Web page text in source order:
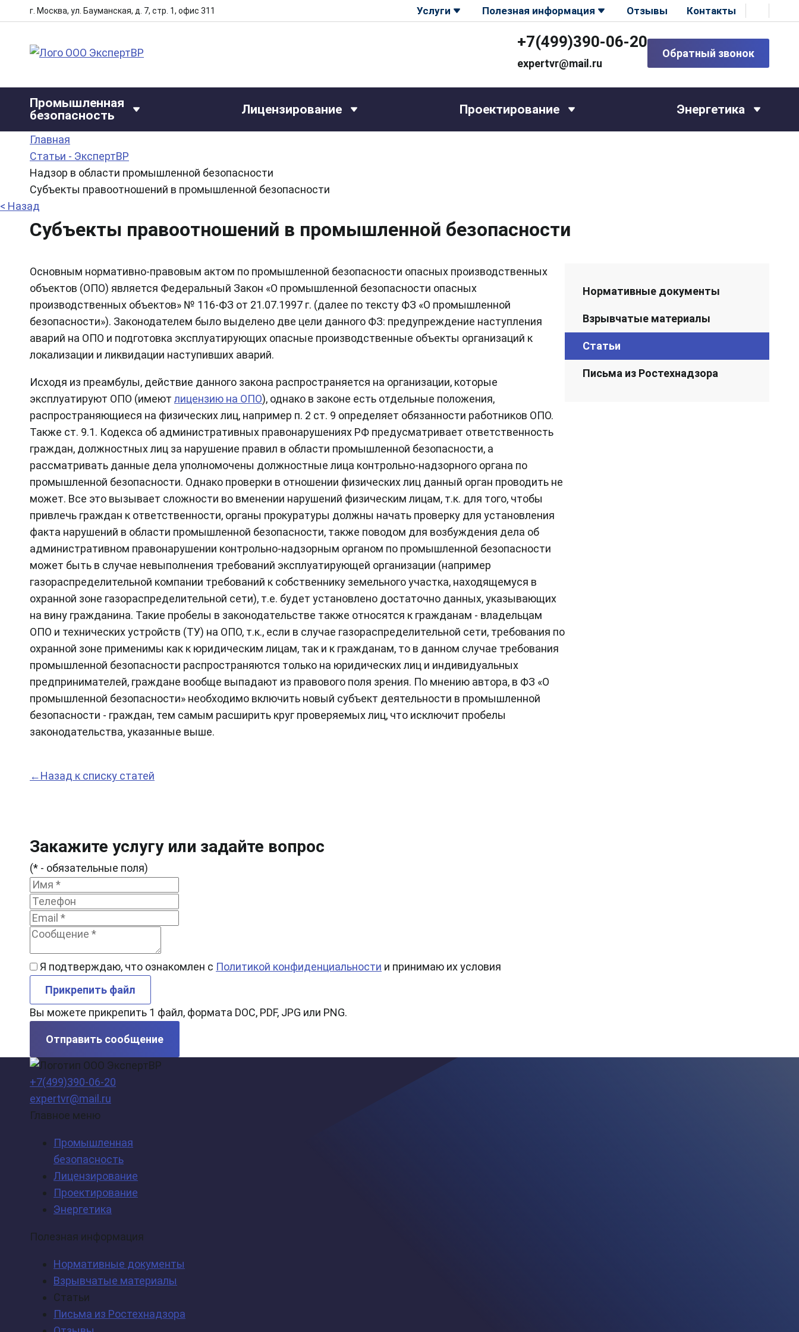
г. Москва, ул. Бауманская, д. 7, стр. 1, офис 311 Услуги Полезная информация Отзывы Контакты
+7(499)390-06-20
expertvr@mail.ru
Обратный звонок
Промышленная
безопасность
Лицензирование Проектирование Энергетика
Главная
Статьи - ЭкспертВР
Надзор в области промышленной безопасности
Субъекты правоотношений в промышленной безопасности
< Назад
Субъекты правоотношений в промышленной безопасности
Основным нормативно-правовым актом по промышленной безопасности опасных производственных
объектов (ОПО) является Федеральный Закон «О промышленной безопасности опасных
производственных объектов» № 116-ФЗ от 21.07.1997 г. (далее по тексту ФЗ «О промышленной
безопасности»). Законодателем было выделено две цели данного ФЗ: предупреждение наступления
аварий на ОПО и подготовка эксплуатирующих опасные производственные объекты организаций к
локализации и ликвидации наступивших аварий.
Исходя из преамбулы, действие данного закона распространяется на организации, которые
эксплуатируют ОПО (имеют лицензию на ОПО), однако в законе есть отдельные положения,
распространяющиеся на физических лиц, например п. 2 ст. 9 определяет обязанности работников ОПО.
Также ст. 9.1. Кодекса об административных правонарушениях РФ предусматривает ответственность
граждан, должностных лиц за нарушение правил в области промышленной безопасности, а
рассматривать данные дела уполномочены должностные лица контрольно-надзорного органа по
промышленной безопасности. Однако проверки в отношении физических лиц данный орган проводить не
может. Все это вызывает сложности во вменении нарушений физическим лицам, т.к. для того, чтобы
привлечь граждан к ответственности, органы прокуратуры должны начать проверку для установления
факта нарушений в области промышленной безопасности, также поводом для возбуждения дела об
административном правонарушении контрольно-надзорным органом по промышленной безопасности
может быть в случае невыполнения требований эксплуатирующей организации (например
газораспределительной компании требований к собственнику земельного участка, находящемуся в
охранной зоне газораспределительной сети), т.е. будет установлено достаточно данных, указывающих
на вину гражданина. Такие пробелы в законодательстве также относятся к гражданам - владельцам
ОПО и технических устройств (ТУ) на ОПО, т.к., если в случае газораспределительной сети, требования по
охранной зоне применимы как к юридическим лицам, так и к гражданам, то в данном случае требования
промышленной безопасности распространяются только на юридических лиц и индивидуальных
предпринимателей, граждане вообще выпадают из правового поля зрения. По мнению автора, в ФЗ «О
промышленной безопасности» необходимо включить новый субъект деятельности в промышленной
безопасности - граждан, тем самым расширить круг проверяемых лиц, что исключит пробелы
законодательства, указанные выше.
←Назад к списку статей
Нормативные документы
Взрывчатые материалы
Статьи
Письма из Ростехнадзора
Закажите услугу или задайте вопрос
(* - обязательные поля)
Я подтверждаю, что ознакомлен с Политикой конфиденциальности и принимаю их условия
Прикрепить файл
Вы можете прикрепить 1 файл, формата DOC, PDF, JPG или PNG.
Отправить сообщение
+7(499)390-06-20
expertvr@mail.ru
Главное меню
Промышленная
безопасность
Лицензирование
Проектирование
Энергетика
Полезная информация
Нормативные документы
Взрывчатые материалы
Статьи
Письма из Ростехнадзора